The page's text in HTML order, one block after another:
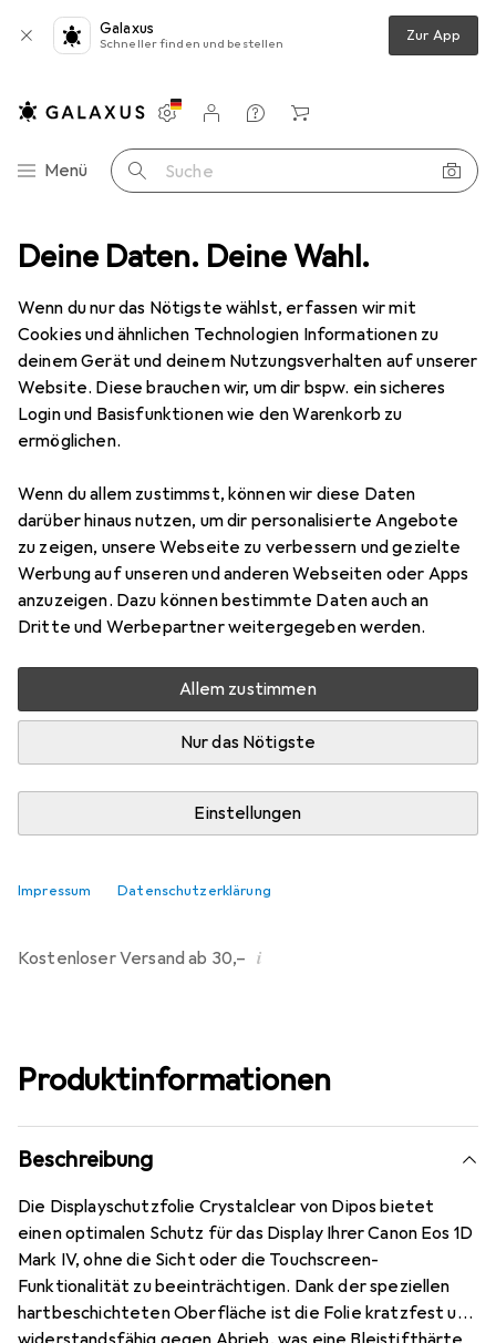
Deine Daten. Deine Wahl.
Wenn du nur das Nötigste wählst, erfassen wir mit
Cookies und ähnlichen Technologien Informationen zu
deinem Gerät und deinem Nutzungsverhalten auf unserer
Website. Diese brauchen wir, um dir bspw. ein sicheres
Login und Basisfunktionen wie den Warenkorb zu
ermöglichen.
Wenn du allem zustimmst, können wir diese Daten
darüber hinaus nutzen, um dir personalisierte Angebote
zu zeigen, unsere Webseite zu verbessern und gezielte
Werbung auf unseren und anderen Webseiten oder Apps
anzuzeigen. Dazu können bestimmte Daten auch an
Dritte und Werbepartner weitergegeben werden.
Allem zustimmen
Nur das Nötigste
Einstellungen
Impressum Datenschutzerklärung
Galaxus
Schneller finden und bestellen Zur App
Navigation nach Kategorien
Menü Suche
Einstellungen
Kundenkonto
Vergleichslisten
Merklisten
Warenkorb
Geräte Schutzfolie Dipos Displayschutzfolie Crystalclear
4 Bilder
DiposDisplayschutzfolie Crystalclear
EUR
3,89
121
Bewertungen
Mehr als 10 Stück an Lager beim Drittanbieter
Lieferort angeben für genaue Lieferzeit
In den Warenkorb
Vergleichen
Kostenloser Versand ab 30,– i
Produktinformationen
Beschreibung
Die Displayschutzfolie Crystalclear von Dipos bietet
einen optimalen Schutz für das Display Ihrer Canon Eos 1D
Mark IV, ohne die Sicht oder die Touchscreen-
Funktionalität zu beeinträchtigen. Dank der speziellen
hartbeschichteten Oberfläche ist die Folie kratzfest und